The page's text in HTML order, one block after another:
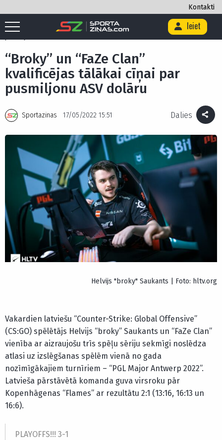
Kontakti
Ieiet
Sākums E-sports / “Broky” un “FaZe Clan” kvalificējas tālākai cīņai par
“Broky” un “FaZe Clan”
kvalificējas tālākai cīņai par
pusmiljonu ASV dolāru
Sportazinas 17/05/2022 15:51 Dalies
Helvijs "broky" Saukants | Foto: hltv.org
Vakardien latviešu “Counter-Strike: Global Offensive”
(CS:GO) spēlētājs Helvijs “broky” Saukants un “FaZe Clan”
vienība ar aizraujošu trīs spēļu sēriju sekmīgi noslēdza
atlasi uz izslēgšanas spēlēm vienā no gada
nozīmīgākajiem turnīriem – “PGL Major Antwerp 2022”.
Latvieša pārstāvētā komanda guva virsroku pār
Kopenhāgenas “Flames” ar rezultātu 2:1 (13:16, 16:13 un
16:6).
PLAYOFFS!!! 3-1